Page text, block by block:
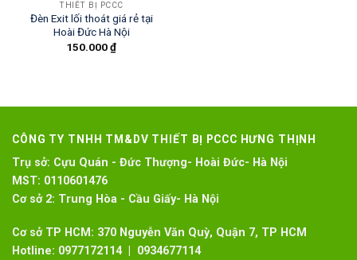
THIẾT BỊ PCCC
Đèn Exit lối thoát giá rẻ tại
Hoài Đức Hà Nội
150.000₫
CÔNG TY TNHH TM&DV THIẾT BỊ PCCC HƯNG THỊNH
Trụ sở: Cựu Quán - Đức Thượng- Hoài Đức- Hà Nội
MST: 0110601476
Cơ sở 2: Trung Hòa - Cầu Giấy- Hà Nội
Cơ sở TP HCM: 370 Nguyễn Văn Quỳ, Quận 7, TP HCM
Hotline: 0977172114 | 0934677114